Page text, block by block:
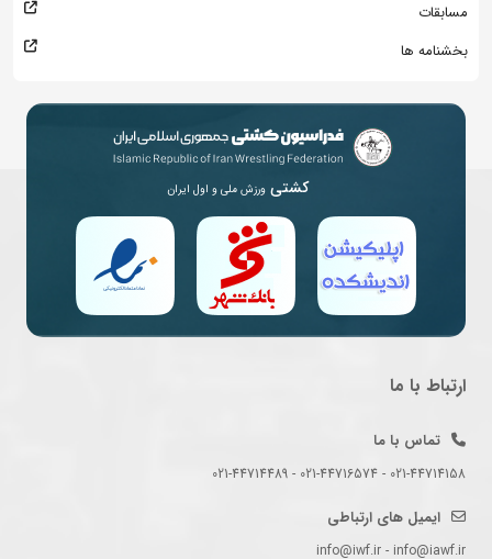
مسابقات
بخشنامه ها
کشتی ورزش ملی و اول ایران
ارتباط با ما
تماس با ما
021-44714158 - 021-44716574 - 021-44714489
ایمیل های ارتباطی
info@iwf.ir - info@iawf.ir